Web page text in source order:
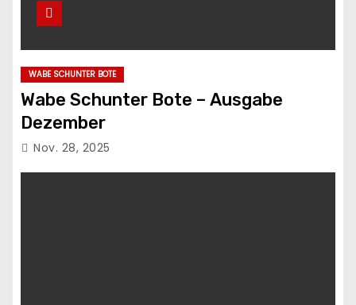
WABE SCHUNTER BOTE
Wabe Schunter Bote – Ausgabe
Dezember
Nov. 28, 2025